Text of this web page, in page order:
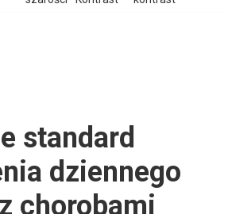
standard
dziennego
chorobami